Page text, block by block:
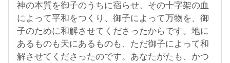
神の本質を御子のうちに宿らせ、その十字架の血
によって平和をつくり、御子によって万物を、御
子のために和解させてくださったからです。地に
あるものも天にあるものも、ただ御子によって和
解させてくださったのです。あなたがたも、かつ